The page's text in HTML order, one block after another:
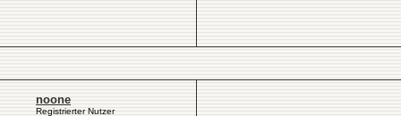
noone
Registrierter Nutzer